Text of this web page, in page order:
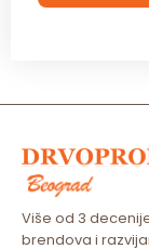
*
Više od 3
brendova i